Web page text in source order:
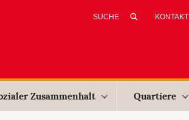
KONTAKT
Zusammenhalt Quartiere